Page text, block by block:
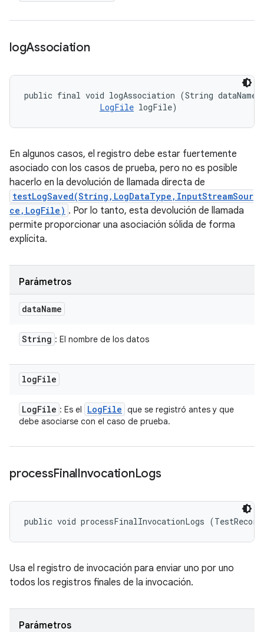
logAssociation
public final void logAssociation (String
LogFile logFile)
En algunos casos, el registro debe estar fuertemente
asociado con los casos de prueba, pero no es posible
hacerlo en la devolución de llamada directa de
testLogSaved(String,LogDataType,InputStreamSour
ce,LogFile) . Por lo tanto, esta devolución de llamada
permite proporcionar una asociación sólida de forma
explícita.
Parámetros
dataName
String : El nombre de los datos
logFile
LogFile : Es el LogFile que se registró antes y que
debe asociarse con el caso de prueba.
processFinalInvocationLogs
public void processFinalInvocationLogs
Usa el registro de invocación para enviar uno por uno
todos los registros finales de la invocación.
Parámetros